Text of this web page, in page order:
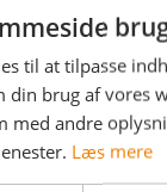
Adgangskode
til at tilpasse
din brug af vores
med andre
Læs mere